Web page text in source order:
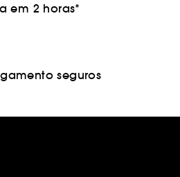
em 2 horas*
seguros